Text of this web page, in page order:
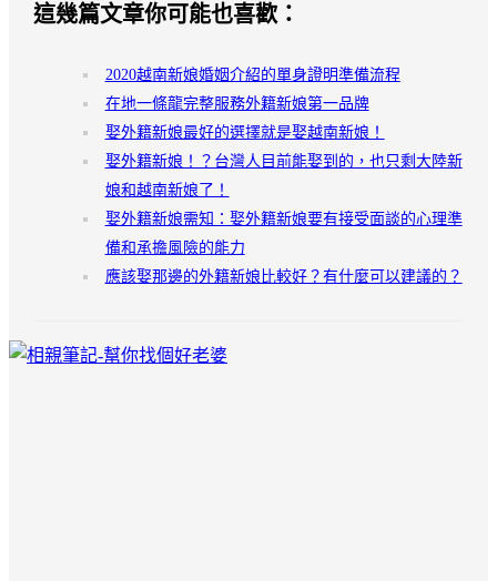
這幾篇文章你可能也喜歡：
2020越南新娘婚姻介紹的單身證明準備流程
在地一條龍完整服務外籍新娘第一品牌
娶外籍新娘最好的選擇就是娶越南新娘！
娶外籍新娘！？台灣人目前能娶到的，也只剩大陸新
娘和越南新娘了！
娶外籍新娘需知：娶外籍新娘要有接受面談的心理準
備和承擔風險的能力
應該娶那邊的外籍新娘比較好？有什麼可以建議的？